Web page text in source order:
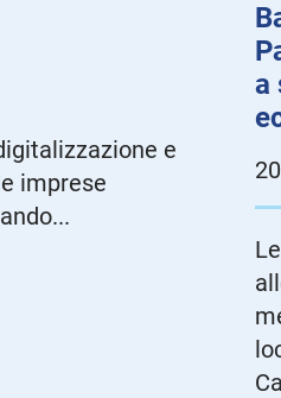
e
imprese
a